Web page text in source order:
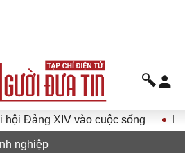
vào cuộc sống Hướng tới
nghiệp